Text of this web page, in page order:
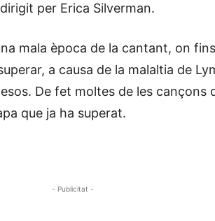
per Erica Silverman.
mala època de la cantant, on
a causa de la malaltia de
De fet moltes de les cançons
que ja ha superat.
- Publicitat -